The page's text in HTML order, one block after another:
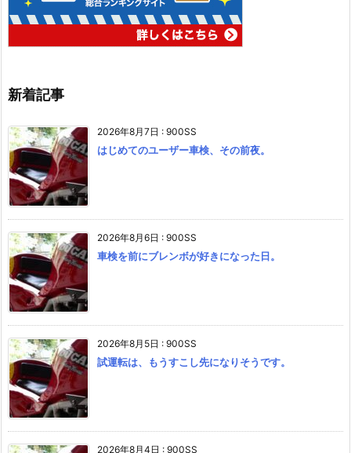
新着記事
2026年8月7日 : 900SS
はじめてのユーザー車検、その前夜。
2026年8月6日 : 900SS
車検を前にブレンボが好きになった日。
2026年8月5日 : 900SS
試運転は、もうすこし先になりそうです。
2026年8月4日 : 900SS